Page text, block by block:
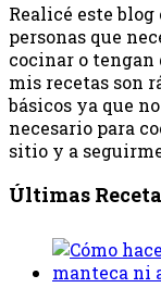
Realicé este
personas que
cocinar o tengan
mis recetas son
básicos ya que
necesario para
sitio y a
Últimas